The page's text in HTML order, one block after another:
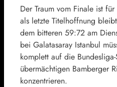
Der Traum vom Finale ist
als letzte Titelhoffnung
dem bitteren 59:72 am
bei Galatasaray Istanbul
komplett auf die
übermächtigen Bamberger
konzentrieren.